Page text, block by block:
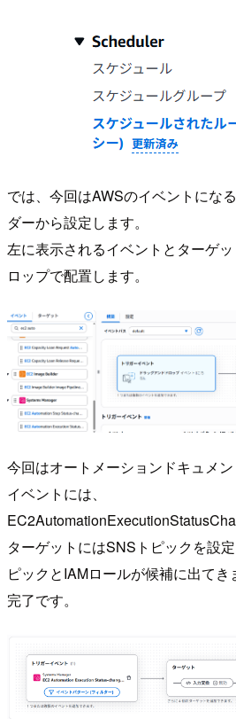
では、今回はAWSのイベントにな
ダーから設定します。
左に表示されるイベントとターゲ
ロップで配置します。
今回はオートメーションドキュメ
イベントには、
ターゲットにはSNSトピックを設
ピックとIAMロールが候補に出て
完了です。